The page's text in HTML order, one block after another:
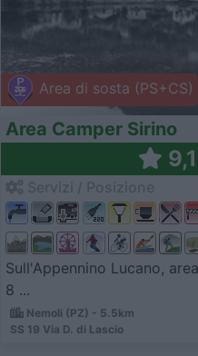
Area di sosta (PS+CS)
Area Camper Sirino
9,1
Sull'Appennino Lucano,
8 ...
Nemoli (PZ) - 5.5km
SS 19 Via D. di Lascio